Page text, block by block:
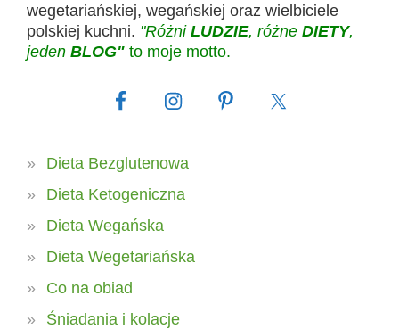
wegetariańskiej, wegańskiej oraz wielbiciele
polskiej kuchni. "Różni LUDZIE, różne DIETY,
jeden BLOG" to moje motto.
Dieta Bezglutenowa
Dieta Ketogeniczna
Dieta Wegańska
Dieta Wegetariańska
Co na obiad
Śniadania i kolacje